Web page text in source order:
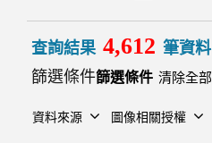
查詢結果 4,612 筆資料
篩選條件
清除全部
資料來源 圖像相關授權